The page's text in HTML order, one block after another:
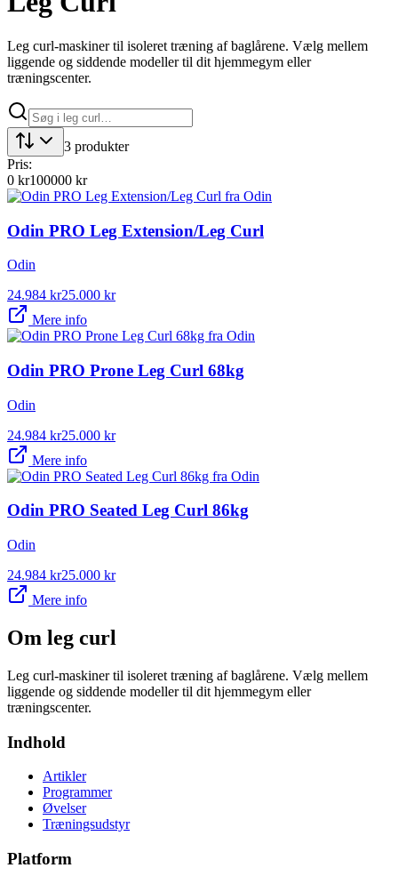
Leg curl-maskiner til isoleret træning af baglårene. Vælg mellem
liggende og siddende modeller til dit hjemmegym eller
træningscenter.
3 produkter
Pris:
0 kr100000 kr
Odin PRO Leg Extension/Leg Curl
Odin
24.984 kr25.000 kr
Mere info
Odin PRO Prone Leg Curl 68kg
Odin
24.984 kr25.000 kr
Mere info
Odin PRO Seated Leg Curl 86kg
Odin
24.984 kr25.000 kr
Mere info
Om leg curl
Leg curl-maskiner til isoleret træning af baglårene. Vælg mellem
liggende og siddende modeller til dit hjemmegym eller
træningscenter.
Indhold
Artikler
Programmer
Øvelser
Træningsudstyr
Platform